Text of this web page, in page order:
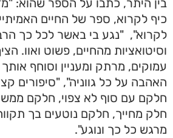
בין היתר, כתבו על הספר שהוא:
כיף לקרוא, ספר של החיים
לקרוא", "נגע בי באשר לכל כך
וסיטואציות מהחיים, פשוט ואוו.
עמוקים, מרתק ומעניין וסוחף
האהבה על כל גווניה", "סיפורים
חלקם עם סוף לא צפוי, חלקם ממש
חלק מחייך, חלקם נוטעים בך
מרגש כל כך ונוגע".